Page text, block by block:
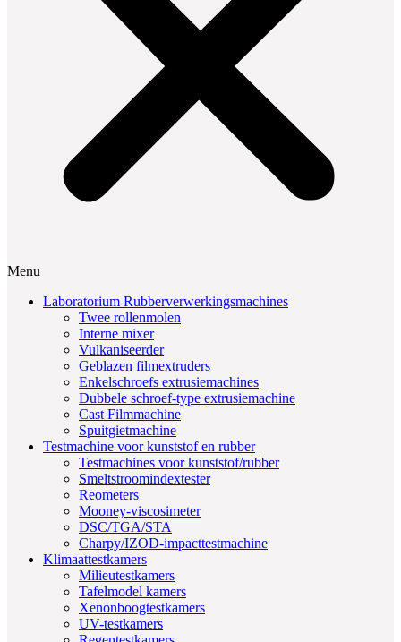
Menu
Laboratorium Rubberverwerkingsmachines
Twee rollenmolen
Interne mixer
Vulkaniseerder
Geblazen filmextruders
Enkelschroefs extrusiemachines
Dubbele schroef-type extrusiemachine
Cast Filmmachine
Spuitgietmachine
Testmachine voor kunststof en rubber
Testmachines voor kunststof/rubber
Smeltstroomindextester
Reometers
Mooney-viscosimeter
DSC/TGA/STA
Charpy/IZOD-impacttestmachine
Klimaattestkamers
Milieutestkamers
Tafelmodel kamers
Xenonboogtestkamers
UV-testkamers